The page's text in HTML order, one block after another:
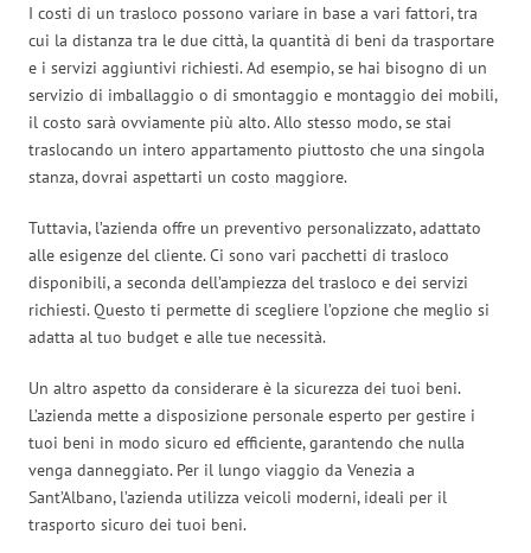
I costi di un trasloco possono variare in base a vari fattori, tra
cui la distanza tra le due città, la quantità di beni da trasportare
e i servizi aggiuntivi richiesti. Ad esempio, se hai bisogno di un
servizio di imballaggio o di smontaggio e montaggio dei mobili,
il costo sarà ovviamente più alto. Allo stesso modo, se stai
traslocando un intero appartamento piuttosto che una singola
stanza, dovrai aspettarti un costo maggiore.
Tuttavia, l’azienda offre un preventivo personalizzato, adattato
alle esigenze del cliente. Ci sono vari pacchetti di trasloco
disponibili, a seconda dell’ampiezza del trasloco e dei servizi
richiesti. Questo ti permette di scegliere l’opzione che meglio si
adatta al tuo budget e alle tue necessità.
Un altro aspetto da considerare è la sicurezza dei tuoi beni.
L’azienda mette a disposizione personale esperto per gestire i
tuoi beni in modo sicuro ed efficiente, garantendo che nulla
venga danneggiato. Per il lungo viaggio da Venezia a
Sant’Albano, l’azienda utilizza veicoli moderni, ideali per il
trasporto sicuro dei tuoi beni.